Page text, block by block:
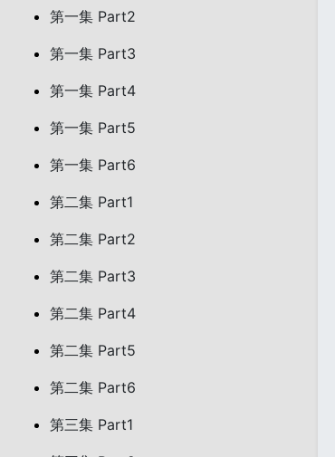
第一集 Part2
第一集 Part3
第一集 Part4
第一集 Part5
第一集 Part6
第二集 Part1
第二集 Part2
第二集 Part3
第二集 Part4
第二集 Part5
第二集 Part6
第三集 Part1